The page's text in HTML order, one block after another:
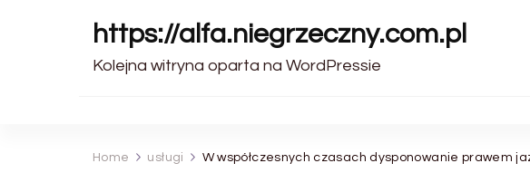
https://alfa.niegrzeczny.com.pl
Kolejna witryna oparta na WordPressie
Home usługi W współczesnych czasach dysponowanie prawem